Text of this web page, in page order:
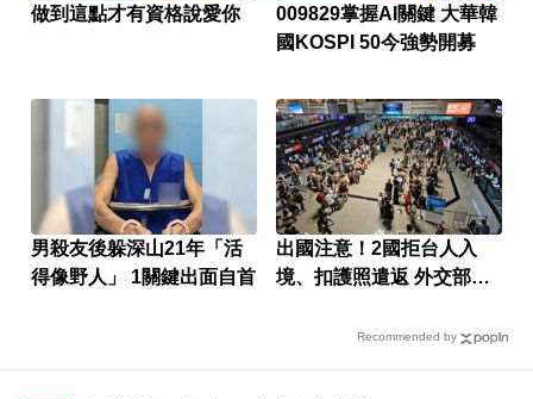
做到這點才有資格說愛你
009829掌握AI關鍵 大華韓
國KOSPI 50今強勢開募
男殺友後躲深山21年「活
得像野人」 1關鍵出面自首
出國注意！2國拒台人入
境、扣護照遣返 外交部證
Recommended by